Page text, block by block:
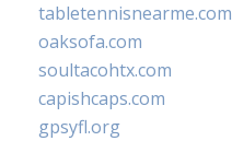
tabletennisnearme.com
oaksofa.com
soultacohtx.com
capishcaps.com
gpsyfl.org